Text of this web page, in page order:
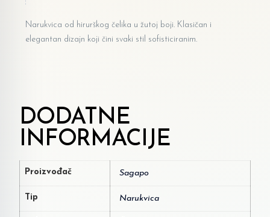
Narukvica od hirurškog čelika u žutoj boji. Klasičan i
elegantan dizajn koji čini svaki stil sofisticiranim.
DODATNE
INFORMACIJE
Proizvođač Sagapo
Tip Narukvica